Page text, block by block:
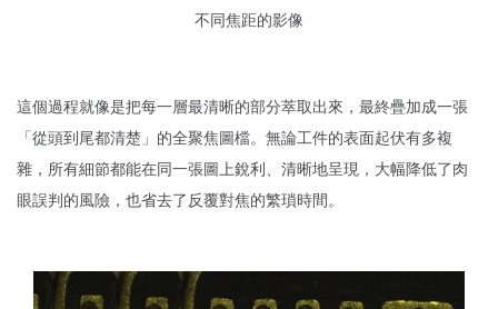
不同焦距的影像
這個過程就像是把每一層最清晰的部分萃取出來，最終疊加成一張
「從頭到尾都清楚」的全聚焦圖檔。無論工件的表面起伏有多複
雜，所有細節都能在同一張圖上銳利、清晰地呈現，大幅降低了肉
眼誤判的風險，也省去了反覆對焦的繁瑣時間。